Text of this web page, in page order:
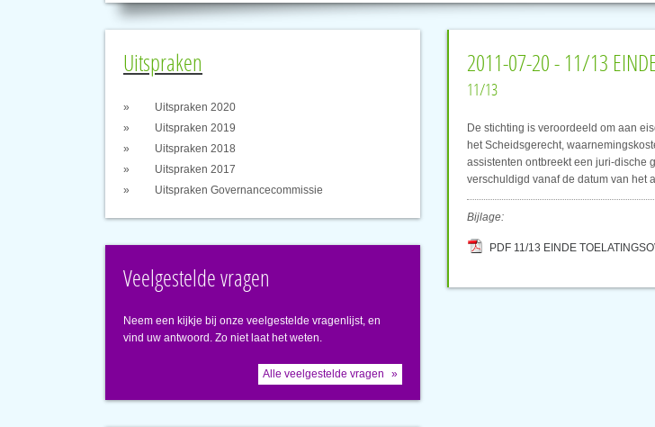
Uitspraken
Uitspraken 2020
Uitspraken 2019
Uitspraken 2018
Uitspraken 2017
Uitspraken Governancecommissie
Veelgestelde vragen
Neem een kijkje bij onze veelgestelde vragenlijst, en
vind uw antwoord. Zo niet laat het weten.
Alle veelgestelde vragen
2011-07-20 - 11/13 EINDE
11/13
De stichting is veroordeeld om aan
het Scheidsgerecht,
assistenten ontbreekt een juri-dische
verschuldigd vanaf de datum van het
Bijlage:
PDF 11/13 EINDE